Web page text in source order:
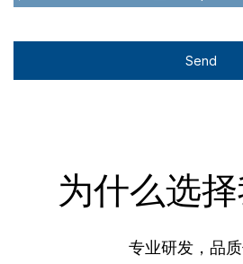
Send
为什么选择
专业研发，品